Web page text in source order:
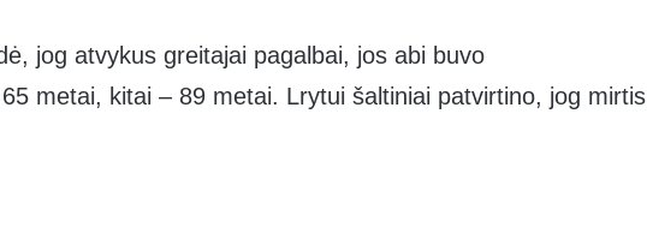
jog atvykus greitajai pagalbai, jos abi buvo
metai, kitai – 89 metai. Lrytui šaltiniai patvirtino, jog mirtis